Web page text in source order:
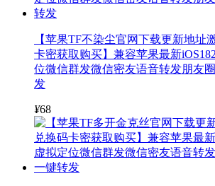
【苹果TF不染尘官网下载更新地址
卡密获取购买】兼容苹果最新
位微信群发微信密友语音转发朋友
发
¥68